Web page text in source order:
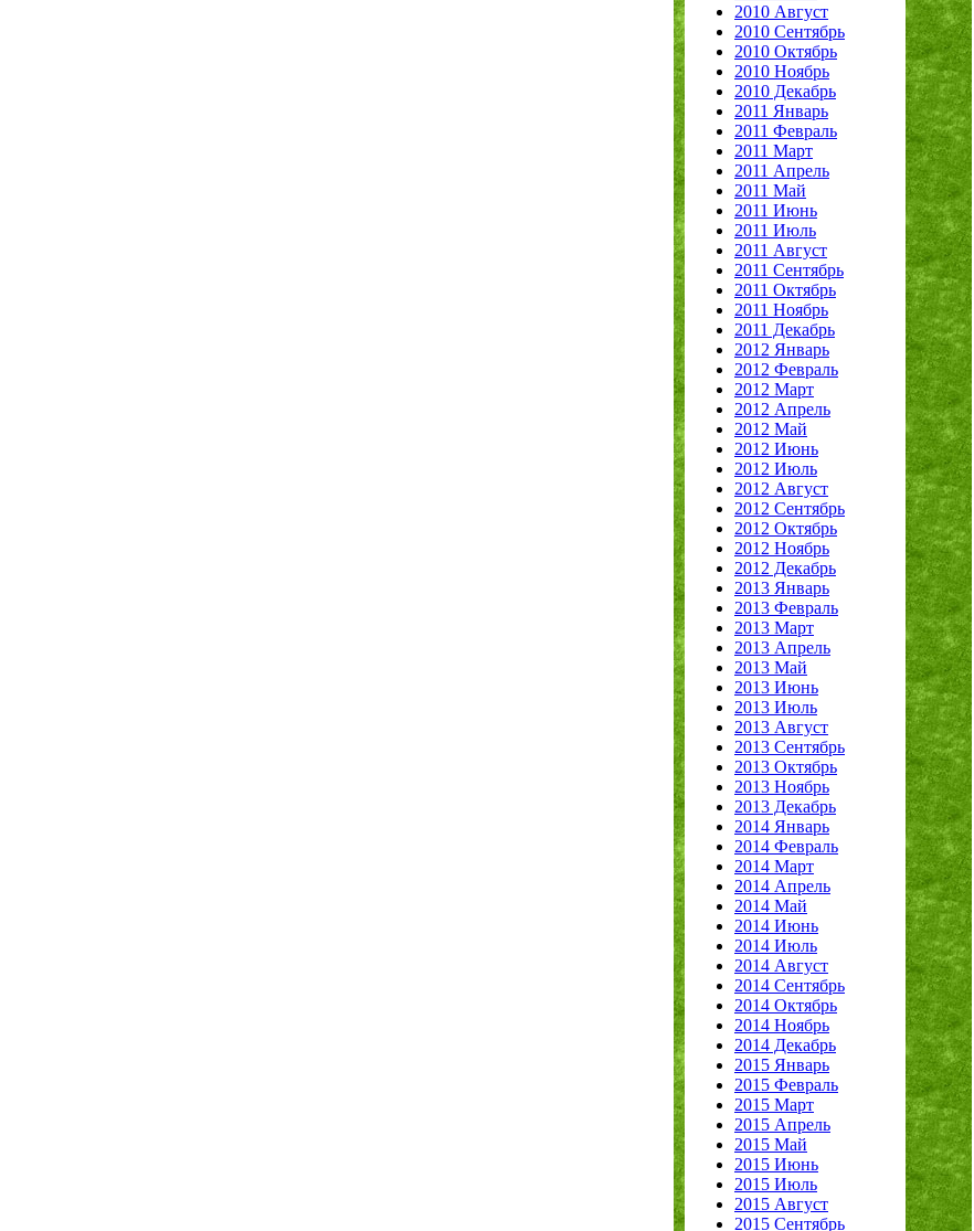
2010 Август
2010 Сентябрь
2010 Октябрь
2010 Ноябрь
2010 Декабрь
2011 Январь
2011 Февраль
2011 Март
2011 Апрель
2011 Май
2011 Июнь
2011 Июль
2011 Август
2011 Сентябрь
2011 Октябрь
2011 Ноябрь
2011 Декабрь
2012 Январь
2012 Февраль
2012 Март
2012 Апрель
2012 Май
2012 Июнь
2012 Июль
2012 Август
2012 Сентябрь
2012 Октябрь
2012 Ноябрь
2012 Декабрь
2013 Январь
2013 Февраль
2013 Март
2013 Апрель
2013 Май
2013 Июнь
2013 Июль
2013 Август
2013 Сентябрь
2013 Октябрь
2013 Ноябрь
2013 Декабрь
2014 Январь
2014 Февраль
2014 Март
2014 Апрель
2014 Май
2014 Июнь
2014 Июль
2014 Август
2014 Сентябрь
2014 Октябрь
2014 Ноябрь
2014 Декабрь
2015 Январь
2015 Февраль
2015 Март
2015 Апрель
2015 Май
2015 Июнь
2015 Июль
2015 Август
2015 Сентябрь